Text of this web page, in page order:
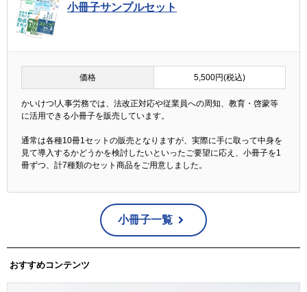
小冊子サンプルセット
価格 5,500円(税込)
かいけつ!人事労務では、法改正対応や従業員への周知、教育・啓蒙等
に活用できる小冊子を販売しています。
通常は各種10冊1セットの販売となりますが、実際に手に取って中身を
見て導入するかどうかを検討したいといったご要望に応え、小冊子を1
冊ずつ、計7種類のセット商品をご用意しました。
小冊子一覧
おすすめコンテンツ